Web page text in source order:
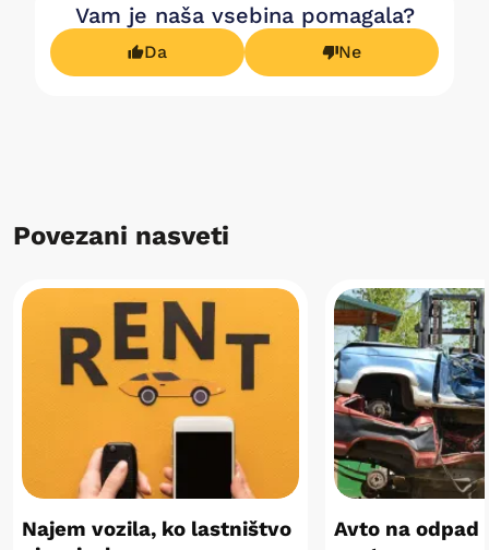
Vam je naša vsebina pomagala?
Da Ne
Povezani nasveti
Najem vozila, ko lastništvo
Avto na odpad